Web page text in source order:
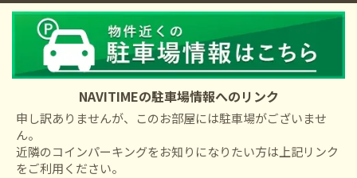
NAVITIMEの駐車場情報へのリンク
申し訳ありませんが、このお部屋には駐車場がございませ
ん。
近隣のコインパーキングをお知りになりたい方は上記リンク
をご利用ください。